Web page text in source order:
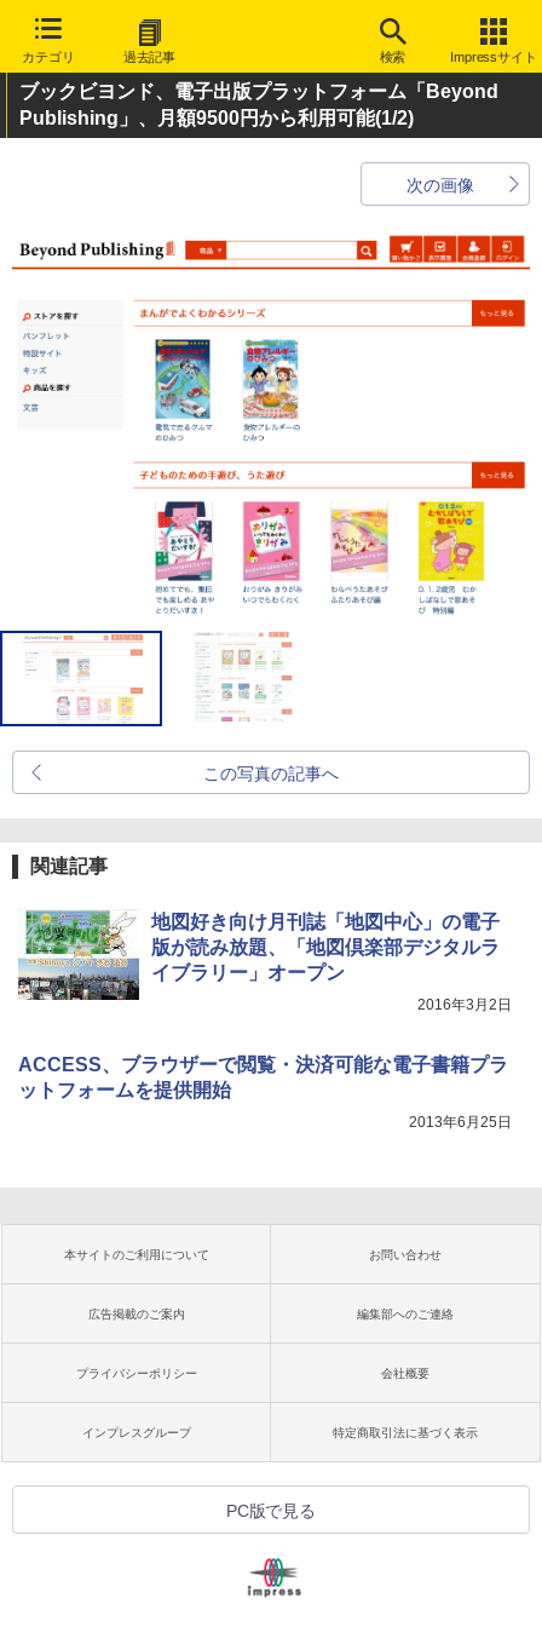
カテゴリ 過去記事 検索 Impressサイト
ブックビヨンド、電子出版プラットフォーム「Beyond
Publishing」、月額9500円から利用可能(1/2)
次の画像
この写真の記事へ
関連記事
地図好き向け月刊誌「地図中心」の電子
版が読み放題、「地図倶楽部デジタルラ
イブラリー」オープン
2016年3月2日
ACCESS、ブラウザーで閲覧・決済可能な電子書籍プラ
ットフォームを提供開始
2013年6月25日
本サイトのご利用について お問い合わせ
広告掲載のご案内 編集部へのご連絡
プライバシーポリシー 会社概要
インプレスグループ 特定商取引法に基づく表示
PC版で見る